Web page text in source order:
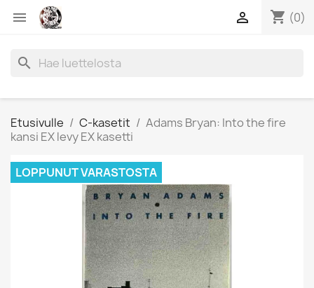
 shopping_cart (0)

search
Etusivulle C-kasetit
Adams Bryan: Into the fire
kansi EX levy EX kasetti
LOPPUNUT VARASTOSTA